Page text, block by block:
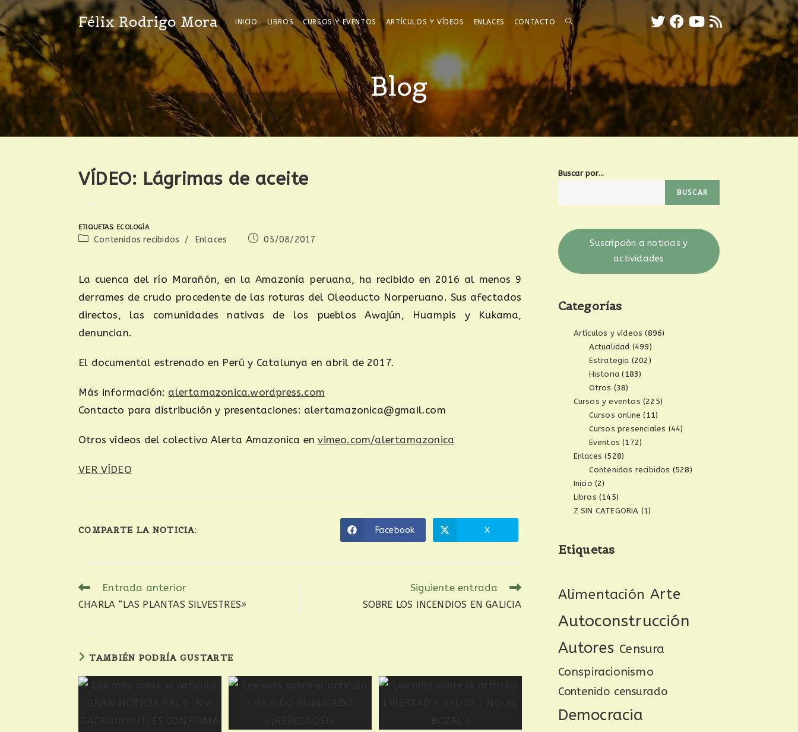
Félix Rodrigo Mora INICIO LIBROS CURSOS Y EVENTOS ARTÍCULOS Y VÍDEOS ENLACES CONTACTO
Blog
VÍDEO: Lágrimas de aceite
ETIQUETAS: ECOLOGÍA
Contenidos recibidos / Enlaces 05/08/2017
La cuenca del río Marañón, en la Amazonía peruana, ha recibido en 2016 al menos 9
derrames de crudo procedente de las roturas del Oleoducto Norperuano. Sus afectados
directos, las comunidades nativas de los pueblos Awajún, Huampis y Kukama,
denuncian.
El documental estrenado en Perú y Catalunya en abril de 2017.
Más información: alertamazonica.wordpress.com
Contacto para distribución y presentaciones: alertamazonica@gmail.com
Otros vídeos del colectivo Alerta Amazonica envimeo.com/alertamazonica
VER VÍDEO
COMPARTE LA NOTICIA: Facebook X
Entrada anterior
CHARLA “LAS PLANTAS SILVESTRES»
Siguiente entrada
SOBRE LOS INCENDIOS EN GALICIA
TAMBIÉN PODRÍA GUSTARTE
Buscar por...
BUSCAR
Suscripción a noticias y
actividades
Categorías
Artículos y vídeos (896)
Actualidad (499)
Estrategia (202)
Historia (183)
Otros (38)
Cursos y eventos (225)
Cursos online (11)
Cursos presenciales (44)
Eventos (172)
Enlaces (528)
Contenidos recibidos (528)
Inicio (2)
Libros (145)
Z SIN CATEGORIA (1)
Etiquetas
Alimentación Arte
Autoconstrucción
Autores Censura
Conspiracionismo
Contenido censurado
Democracia